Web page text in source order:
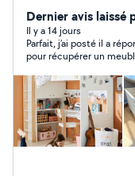
montage de
besoin de mes
déménagement,
Dernier avis laissé
Il y a 14 jours
Parfait, j’ai posté il a
pour récupérer un